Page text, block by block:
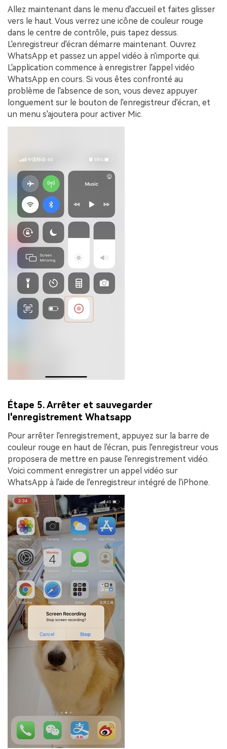
Allez maintenant dans le menu d'accueil et faites glisser
vers le haut. Vous verrez une icône de couleur rouge
dans le centre de contrôle, puis tapez dessus.
L'enregistreur d'écran démarre maintenant. Ouvrez
WhatsApp et passez un appel vidéo à n'importe qui.
L'application commence à enregistrer l'appel vidéo
WhatsApp en cours. Si vous êtes confronté au
problème de l'absence de son, vous devez appuyer
longuement sur le bouton de l'enregistreur d'écran, et
un menu s'ajoutera pour activer Mic.
Étape 5. Arrêter et sauvegarder
l'enregistrement Whatsapp
Pour arrêter l'enregistrement, appuyez sur la barre de
couleur rouge en haut de l'écran, puis l'enregistreur vous
proposera de mettre en pause l'enregistrement vidéo.
Voici comment enregistrer un appel vidéo sur
WhatsApp à l'aide de l'enregistreur intégré de l'iPhone.